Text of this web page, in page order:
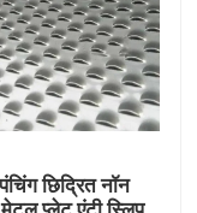
छिद्रित नॉन